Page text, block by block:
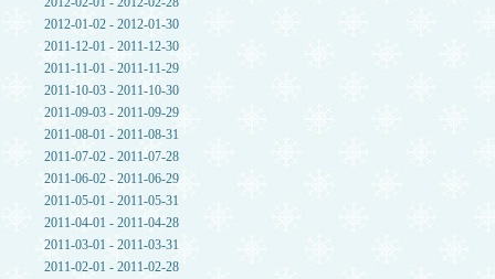
2012-01-02 - 2012-01-30
2011-12-01 - 2011-12-30
2011-11-01 - 2011-11-29
2011-10-03 - 2011-10-30
2011-09-03 - 2011-09-29
2011-08-01 - 2011-08-31
2011-07-02 - 2011-07-28
2011-06-02 - 2011-06-29
2011-05-01 - 2011-05-31
2011-04-01 - 2011-04-28
2011-03-01 - 2011-03-31
2011-02-01 - 2011-02-28